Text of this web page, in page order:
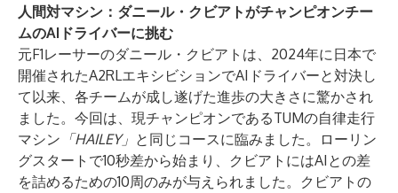
人間対マシン：ダニール・クビアトがチャンピオンチー
ムのAIドライバーに挑む
元F1レーサーのダニール・クビアトは、2024年に日本で
開催されたA2RLエキシビションでAIドライバーと対決し
て以来、各チームが成し遂げた進歩の大きさに驚かされ
ました。今回は、現チャンピオンであるTUMの自律走行
マシン 「HAILEY」 と同じコースに臨みました。ローリン
グスタートで10秒差から始まり、クビアトにはAIとの差
を詰めるための10周のみが与えられました。クビアトの